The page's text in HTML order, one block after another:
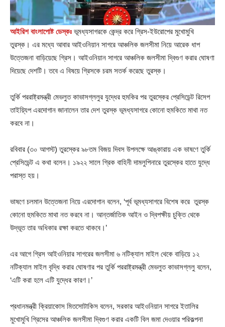
আইরিশ বাংলাপোষ্ট ডেস্কঃ ভূমধ্যসাগরকে কেন্দ্র করে গ্রিস-ইউরোপের মুখোমুখি
তুরস্ক। এর মধ্যে আবার আইওনিয়ান সাগরে আঞ্চলিক জলসীমা নিয়ে আরেক ধাপ
উত্তেজনা বাড়িয়েছে গ্রিস। আইওনিয়ান সাগরে আঞ্চলিক জলসীমা দ্বিগুণ করার ঘোষণা
দিয়েছে দেশটি। তবে এ বিষয়ে গ্রিসকে চরম সতর্ক করেছে তুরস্ক।
তুর্কি পররাষ্ট্রমন্ত্রী মেভলুত কাভাসগ্ললুর যুদ্ধের হুমকির পর তুরস্কের প্রেসিডেন্ট রিসেপ
তাইয়্যিপ এরদোগান জানালেন তার দেশ তুরস্ক ভূমধ্যসাগরে কোনো হুমকিতে মাথা নত
করবে না।
রবিবার (৩০ আগস্ট) তুরস্কের ৯৮তম বিজয় দিবস উপলক্ষে আঙ্কারায় এক ভাষণে তুর্কি
প্রেসিডেন্ট এ কথা বলেন। ১৯২২ সালে গ্রিক বাহিনী দামলুপিনারে তুরস্কের হাতে যুদ্ধে
পরাস্ত হয়।
ভাষণে চলমান উত্তেজনা নিয়ে এরদোগান বলেন, ‘পূর্ব ভূমধ্যসাগরে বিশেষ করে তুরস্ক
কোনো হুমকিতে মাথা নত করবে না। আন্তর্জাতিক আইন ও দ্বিপক্ষীয় চুক্তি থেকে
উদ্ভূত তার অধিকার রক্ষা করতে থাকবে।’
এর আগে গ্রিস আইওনিয়ার সাগরের জলসীমা ৬ নটিক্যাল মাইল থেকে বাড়িয়ে ১২
নটিক্যাল মাইল বৃদ্ধি করার ঘোষণার পর তুর্কি পররাষ্ট্রমন্ত্রী মেভলুত কাভাসগ্ললু বলেন,
‘এটি করা হলে এটি যুদ্ধের কারণ।’
প্রধানমন্ত্রী ক্রিয়াকোস মিতসোটাকিস বলেন, সরকার আইওনিয়ান সাগরে ইতালির
মুখোমুখি গ্রিসের আঞ্চলিক জলসীমা দ্বিগুণ করার একটি বিল জমা দেওয়ার পরিকল্পনা